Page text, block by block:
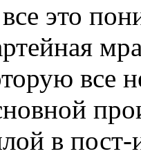
это
все
в